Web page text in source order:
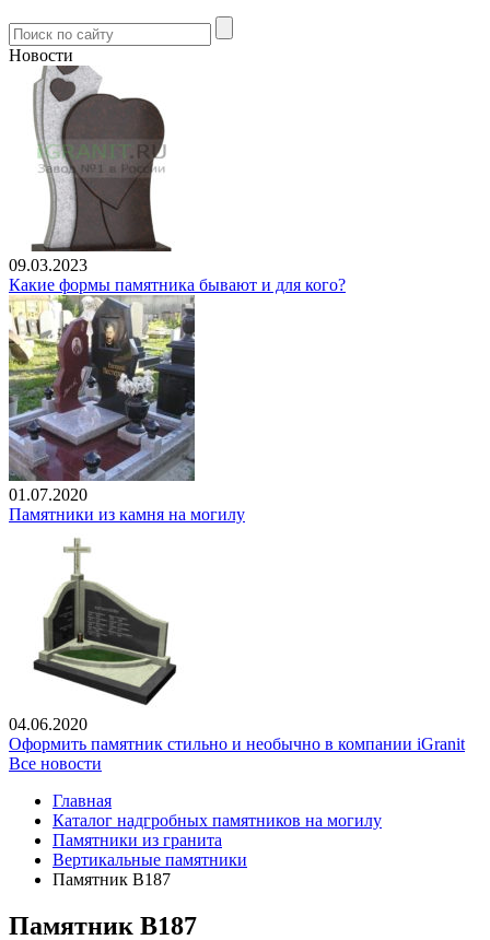
Новости
09.03.2023
Какие формы памятника бывают и для кого?
01.07.2020
Памятники из камня на могилу
04.06.2020
Оформить памятник стильно и необычно в компании iGranit
Все новости
Главная
Каталог надгробных памятников на могилу
Памятники из гранита
Вертикальные памятники
Памятник В187
Памятник В187